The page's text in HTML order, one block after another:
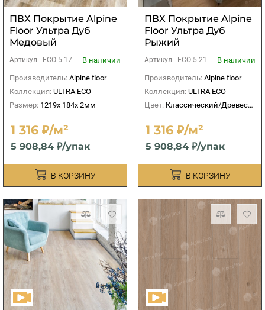
ПВХ Покрытие Alpine
Floor Ультра Дуб
Медовый
Артикул - ЕСО 5-17
В наличии
Производитель: Alpine floor
Коллекция: ULTRA ECO
Размер: 1219х 184x 2мм
1 316 ₽/м²
5 908,84 ₽/упак
В КОРЗИНУ
ПВХ Покрытие Alpine
Floor Ультра Дуб
Рыжий
Артикул - ЕСО 5-21
В наличии
Производитель: Alpine floor
Коллекция: ULTRA ECO
Цвет: Классический/Древесный
1 316 ₽/м²
5 908,84 ₽/упак
В КОРЗИНУ